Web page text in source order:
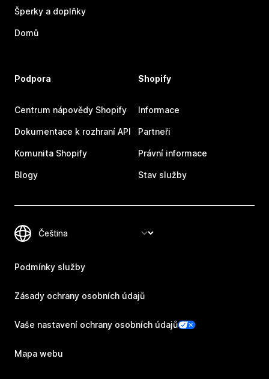
Šperky a doplňky
Domů
Podpora
Centrum nápovědy Shopify
Dokumentace k rozhraní API
Komunita Shopify
Blogy
Shopify
Informace
Partneři
Právní informace
Stav služby
Podmínky služby
Zásady ochrany osobních údajů
Vaše nastavení ochrany osobních údajů
Mapa webu